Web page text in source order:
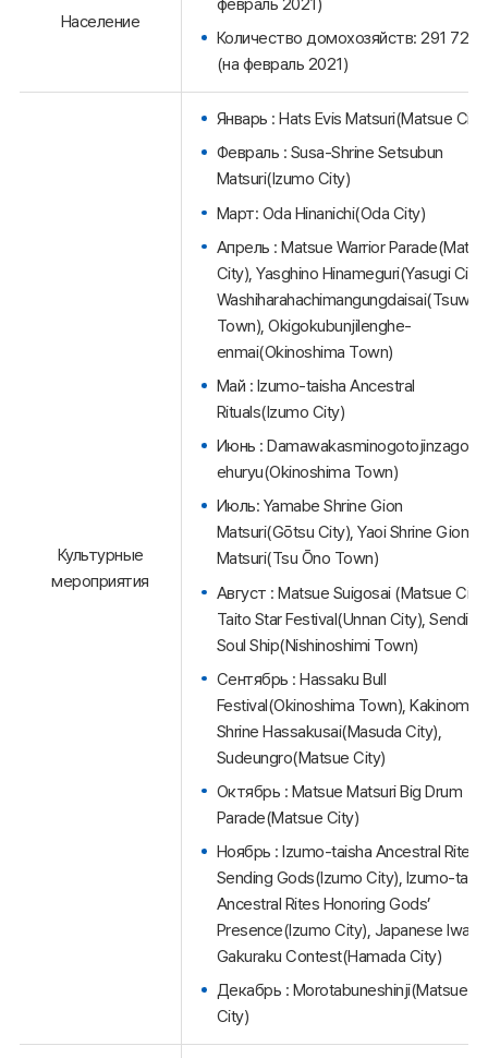
Население
Количество домохозяйств: 291 724
(на февраль 2021)
Культурные
мероприятия
Январь : Hats Evis Matsuri(Matsue City)
Февраль : Susa-Shrine Setsubun
Matsuri(Izumo City)
Март: Oda Hinanichi(Oda City)
Апрель : Matsue Warrior
City), Yasghino Hinameguri(Yasugi
Town), Okigokubunjilenghe-
enmai(Okinoshima Town)
Май : Izumo-taisha Ancestral
Rituals(Izumo City)
Июнь :
ehuryu(Okinoshima Town)
Июль: Yamabe Shrine Gion
Matsuri(Gōtsu City), Yaoi Shrine Gion
Matsuri(Tsu Ōno Town)
Август : Matsue Suigosai (Matsue
Taito Star Festival(Unnan City), Sending
Soul Ship(Nishinoshimi Town)
Сентябрь : Hassaku Bull
Festival(Okinoshima Town),
Shrine Hassakusai(Masuda City),
Sudeungro(Matsue City)
Октябрь : Matsue Matsuri Big Drum
Parade(Matsue City)
Ноябрь : Izumo-taisha Ancestral Rites
Sending Gods(Izumo City), Izumo-
Ancestral Rites Honoring Gods’
Presence(Izumo City), Japanese Iwami
Gakuraku Contest(Hamada City)
Декабрь : Morotabuneshinji(Matsue
City)